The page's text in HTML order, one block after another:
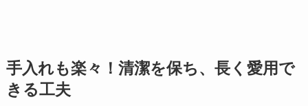
手入れも楽々！清潔を保ち、長く愛用で
きる工夫